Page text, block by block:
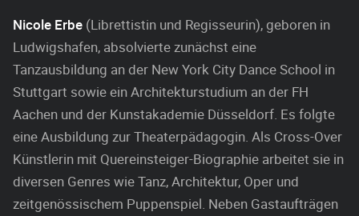
Nicole Erbe (Librettistin und Regisseurin), geboren in
Ludwigshafen, absolvierte zunächst eine
Tanzausbildung an der New York City Dance School in
Stuttgart sowie ein Architekturstudium an der FH
Aachen und der Kunstakademie Düsseldorf. Es folgte
eine Ausbildung zur Theaterpädagogin. Als Cross-Over
Künstlerin mit Quereinsteiger-Biographie arbeitet sie in
diversen Genres wie Tanz, Architektur, Oper und
zeitgenössischem Puppenspiel. Neben Gastaufträgen